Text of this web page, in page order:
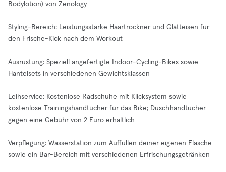
Bodylotion) von Zenology
Styling-Bereich: Leistungsstarke Haartrockner und Glätteisen für
den Frische-Kick nach dem Workout
Ausrüstung: Speziell angefertigte Indoor-Cycling-Bikes sowie
Hantelsets in verschiedenen Gewichtsklassen
Leihservice: Kostenlose Radschuhe mit Klicksystem sowie
kostenlose Trainingshandtücher für das Bike; Duschhandtücher
gegen eine Gebühr von 2 Euro erhältlich
Verpflegung: Wasserstation zum Auffüllen deiner eigenen Flasche
sowie ein Bar-Bereich mit verschiedenen Erfrischungsgetränken